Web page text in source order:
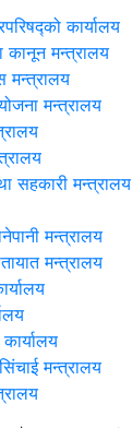
कार्यालय
कानून मन्त्रालय
मन्त्रालय
मन्त्रालय
सहकारी मन्त्रालय
मन्त्रालय
मन्त्रालय
मन्त्रालय